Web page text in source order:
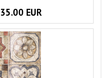
35.00 EUR